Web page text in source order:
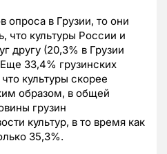
опроса в Грузии, то они
что культуры России и
другу (20,3% в Грузии
33,4% грузинских
культуры скорее
образом, в общей
грузин
культур, в то время как
35,3%.